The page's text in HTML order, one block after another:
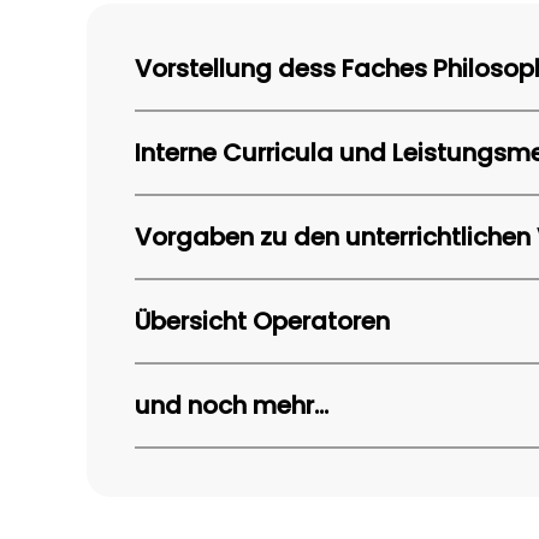
Vorstellung dess Faches
Interne Curricula und
Curriculum Philosophie E bis Q2
Kriterien zur Leistungsbeurteilung von
Vorgaben zu den
Übersicht Operatoren
und noch mehr...